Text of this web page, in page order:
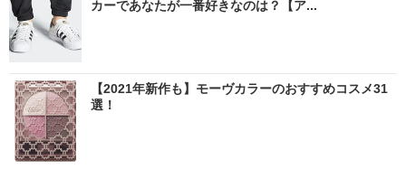
カーであなたが一番好きなのは？【ア...
【2021年新作も】モーヴカラーのおすすめコスメ31
選！